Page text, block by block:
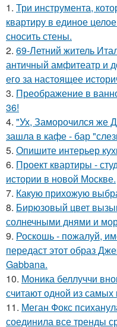
1. Три инструмента,
квартиру в единое
сносить стены.
2. 69-Летний житель
античный амфитеатр и
его за настоящее
3. Преображение в
36!
4. "Ух, Заморочился же
зашла в кафе - бар
5. Опишите интерьер
6. Проект квартиры -
истории в новой Москве.
7. Какую прихожую
8. Бирюзовый цвет
солнечными днями и
9. Роскошь - пожалуй,
передаст этот образ
Gabbana.
10. Моника беллуччи
считают одной из
11. Меган Фокс
соединила все тренды